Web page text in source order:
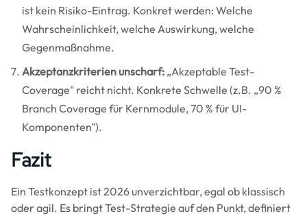
ist kein Risiko-Eintrag. Konkret werden: Welche
Wahrscheinlichkeit, welche Auswirkung, welche
Gegenmaßnahme.
Akzeptanzkriterien unscharf: „Akzeptable Test-
Coverage" reicht nicht. Konkrete Schwelle (z.B. „90 %
Branch Coverage für Kernmodule, 70 % für UI-
Komponenten").
Fazit
Ein Testkonzept ist 2026 unverzichtbar, egal ob klassisch
oder agil. Es bringt Test-Strategie auf den Punkt, definiert